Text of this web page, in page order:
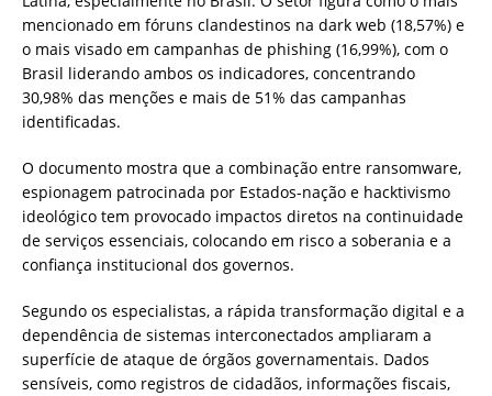
mencionado em fóruns clandestinos na dark web (18,57%) e
o mais visado em campanhas de phishing (16,99%), com o
Brasil liderando ambos os indicadores, concentrando
30,98% das menções e mais de 51% das campanhas
identificadas.
O documento mostra que a combinação entre ransomware,
espionagem patrocinada por Estados-nação e hacktivismo
ideológico tem provocado impactos diretos na continuidade
de serviços essenciais, colocando em risco a soberania e a
confiança institucional dos governos.
Segundo os especialistas, a rápida transformação digital e a
dependência de sistemas interconectados ampliaram a
superfície de ataque de órgãos governamentais. Dados
sensíveis, como registros de cidadãos, informações fiscais,